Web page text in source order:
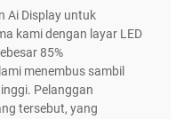
Ai Display untuk
kami dengan layar LED
85%
menembus sambil
Pelanggan
tersebut, yang